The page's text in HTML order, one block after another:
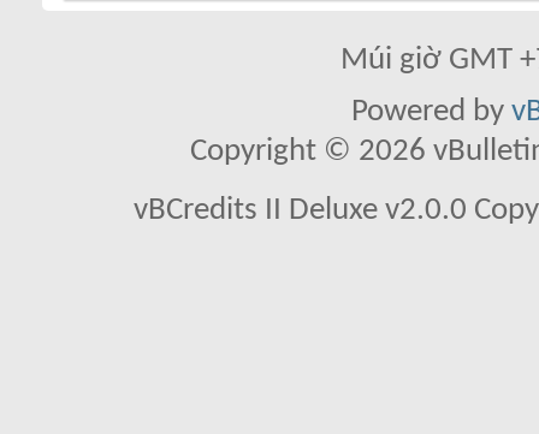
Múi giờ GMT
Powered by
Copyright © 2026
vBCredits II Deluxe v2.0.0